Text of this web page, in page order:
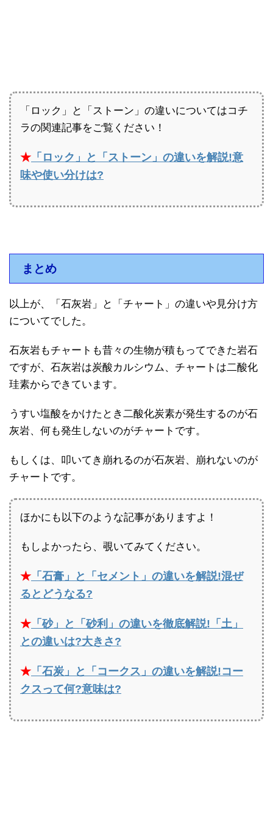
「ロック」と「ストーン」の違いについてはコチ
ラの関連記事をご覧ください！
★ 「ロック」と「ストーン」の違いを解説!意
味や使い分けは?
まとめ
以上が、「石灰岩」と「チャート」の違いや見分け方
についてでした。
石灰岩もチャートも昔々の生物が積もってできた岩石
ですが、石灰岩は炭酸カルシウム、チャートは二酸化
珪素からできています。
うすい塩酸をかけたとき二酸化炭素が発生するのが石
灰岩、何も発生しないのがチャートです。
もしくは、叩いてき崩れるのが石灰岩、崩れないのが
チャートです。
ほかにも以下のような記事がありますよ！
もしよかったら、覗いてみてください。
★ 「石膏」と「セメント」の違いを解説!混ぜ
るとどうなる?
★ 「砂」と「砂利」の違いを徹底解説!「土」
との違いは?大きさ?
★ 「石炭」と「コークス」の違いを解説!コー
クスって何?意味は?